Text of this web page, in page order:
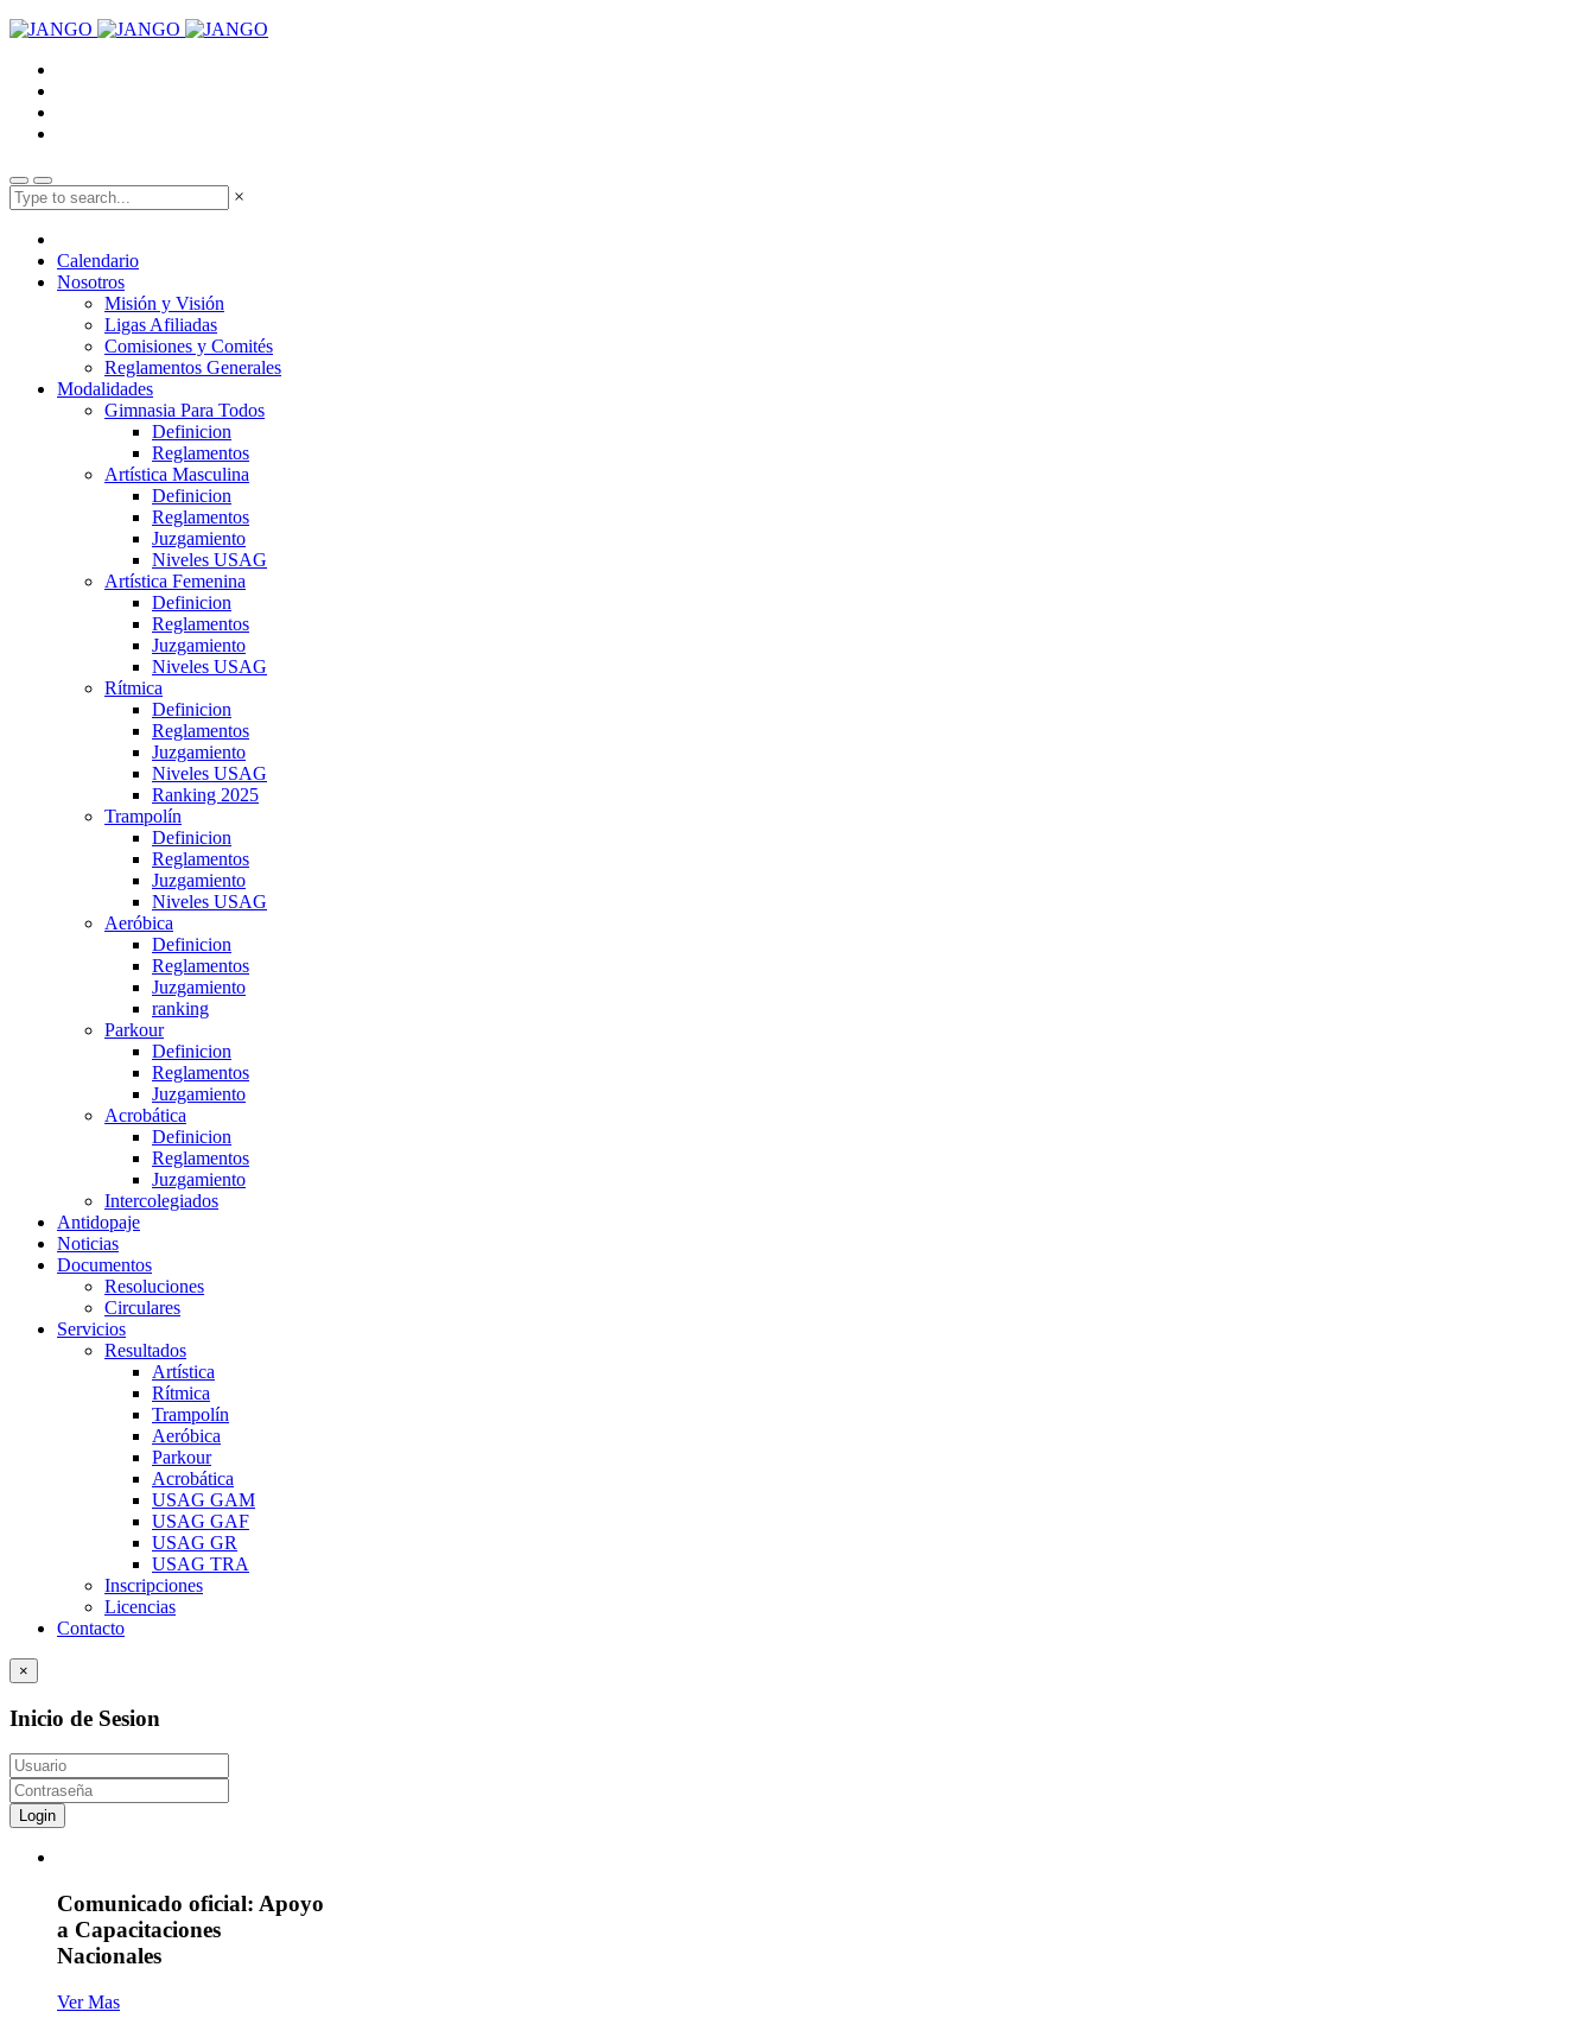
×
Calendario
Nosotros
Misión y Visión
Ligas Afiliadas
Comisiones y Comités
Reglamentos Generales
Modalidades
Gimnasia Para Todos
Definicion
Reglamentos
Artística Masculina
Definicion
Reglamentos
Juzgamiento
Niveles USAG
Artística Femenina
Definicion
Reglamentos
Juzgamiento
Niveles USAG
Rítmica
Definicion
Reglamentos
Juzgamiento
Niveles USAG
Ranking 2025
Trampolín
Definicion
Reglamentos
Juzgamiento
Niveles USAG
Aeróbica
Definicion
Reglamentos
Juzgamiento
ranking
Parkour
Definicion
Reglamentos
Juzgamiento
Acrobática
Definicion
Reglamentos
Juzgamiento
Intercolegiados
Antidopaje
Noticias
Documentos
Resoluciones
Circulares
Servicios
Resultados
Artística
Rítmica
Trampolín
Aeróbica
Parkour
Acrobática
USAG GAM
USAG GAF
USAG GR
USAG TRA
Inscripciones
Licencias
Contacto
×
Inicio de Sesion
Login
Comunicado oficial: Apoyo
a Capacitaciones
Nacionales
Ver Mas